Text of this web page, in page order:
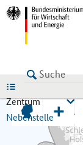
Zentrum
Nebenstelle+